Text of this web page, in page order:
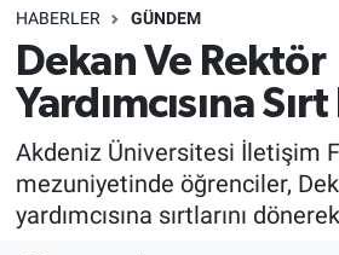
HABERLER GÜNDEM
Dekan Ve Rektör
Yardımcısına
Akdeniz Üniversitesi İletişim
mezuniyetinde öğrenciler,
yardımcısına sırtlarını